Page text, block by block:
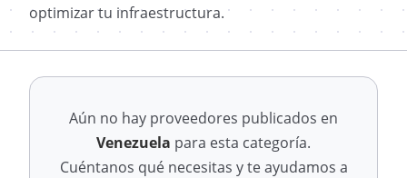
optimizar tu infraestructura.
Aún no hay proveedores publicados en
Venezuela para esta categoría.
Cuéntanos qué necesitas y te ayudamos a